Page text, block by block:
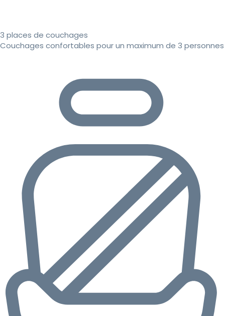
3 places de couchages
Couchages confortables pour un maximum de 3 personnes